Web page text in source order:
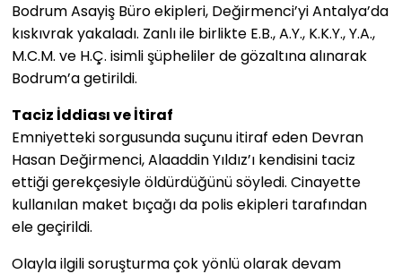
Bodrum Asayiş Büro ekipleri, Değirmenci’yi Antalya’da
kıskıvrak yakaladı. Zanlı ile birlikte E.B., A.Y., K.K.Y., Y.A.,
M.C.M. ve H.Ç. isimli şüpheliler de gözaltına alınarak
Bodrum’a getirildi.
Taciz İddiası ve İtiraf
Emniyetteki sorgusunda suçunu itiraf eden Devran
Hasan Değirmenci, Alaaddin Yıldız’ı kendisini taciz
ettiği gerekçesiyle öldürdüğünü söyledi. Cinayette
kullanılan maket bıçağı da polis ekipleri tarafından
ele geçirildi.
Olayla ilgili soruşturma çok yönlü olarak devam